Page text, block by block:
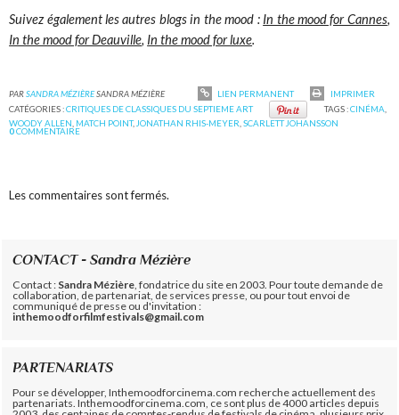
Suivez également les autres blogs in the mood : In the mood for Cannes,
In the mood for Deauville, In the mood for luxe.
PARSANDRA MÉZIÈRESANDRA MÉZIÈRE LIEN PERMANENT
IMPRIMER
CATÉGORIES :CRITIQUES DE CLASSIQUES DU SEPTIEME ART TAGS :CINÉMA
WOODY ALLEN MATCH POINT, JONATHAN RHIS-MEYER ,SCARLETT JOHANSSON
0COMMENTAIRE
Les commentaires sont fermés.
CONTACT - Sandra Mézière
Contact : Sandra Mézière , fondatrice du site en 2003. Pour toute demande de
collaboration, de partenariat, de services presse, ou pour tout envoi de
communiqué de presse ou d'invitation :
inthemoodforfilmfestivals@gmail.com
PARTENARIATS
Pour se développer, Inthemoodforcinema.com recherche actuellement des
partenariats. Inthemoodforcinema.com, ce sont plus de 4000 articles depuis